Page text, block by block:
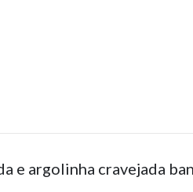
e argolinha cravejada